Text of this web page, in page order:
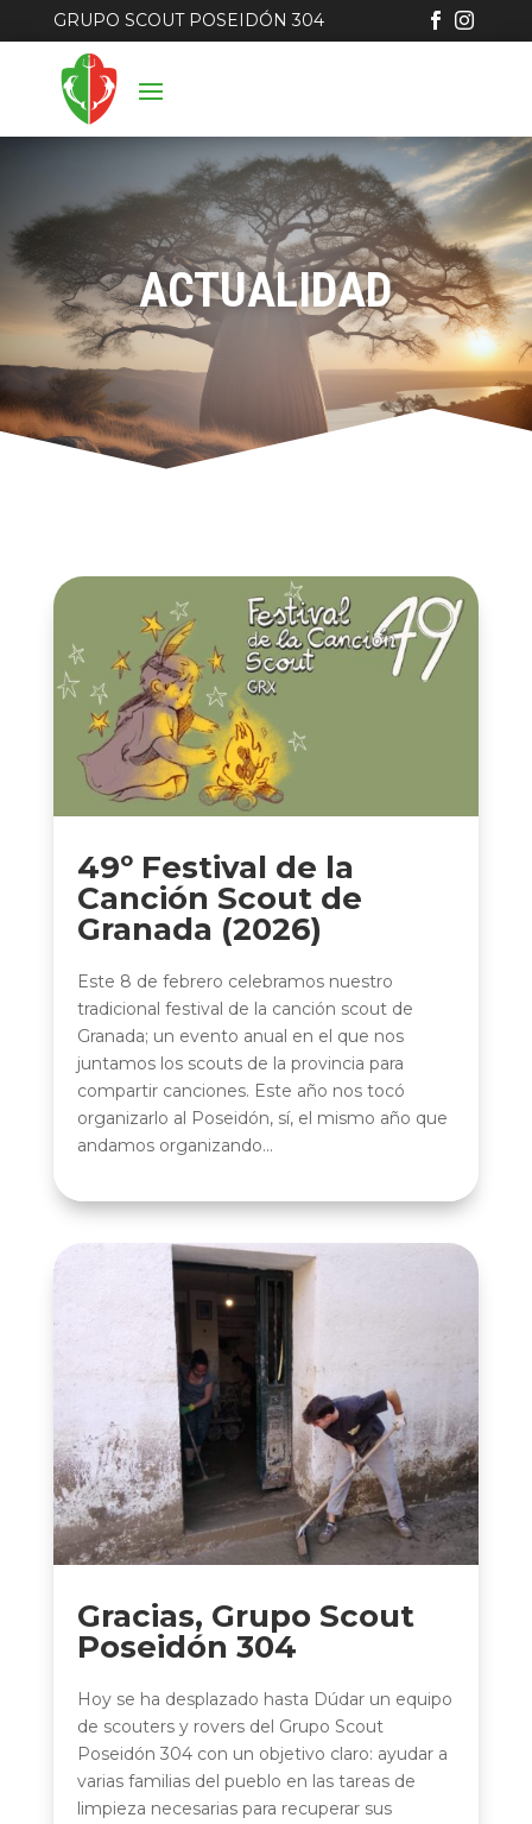
GRUPO SCOUT POSEIDÓN 304  
ACTUALIDAD
49º Festival de la
Canción Scout de
Granada (2026)
Este 8 de febrero celebramos nuestro
tradicional festival de la canción scout de
Granada; un evento anual en el que nos
juntamos los scouts de la provincia para
compartir canciones. Este año nos tocó
organizarlo al Poseidón, sí, el mismo año que
andamos organizando...
Gracias, Grupo Scout
Poseidón 304
Hoy se ha desplazado hasta Dúdar un equipo
de scouters y rovers del Grupo Scout
Poseidón 304 con un objetivo claro: ayudar a
varias familias del pueblo en las tareas de
limpieza necesarias para recuperar sus